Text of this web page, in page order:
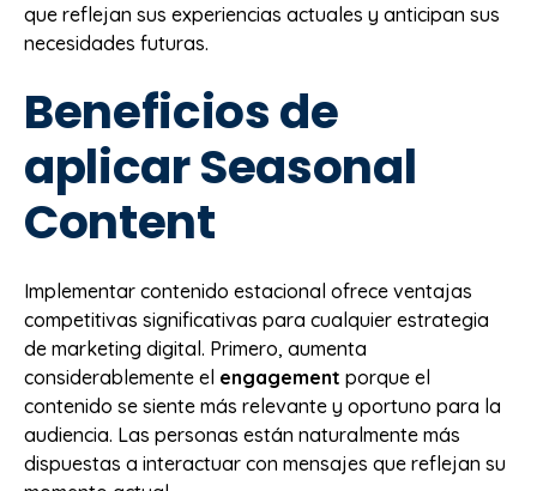
que reflejan sus experiencias actuales y anticipan sus
necesidades futuras.
Beneficios de
aplicar Seasonal
Content
Implementar contenido estacional ofrece ventajas
competitivas significativas para cualquier estrategia
de marketing digital. Primero, aumenta
considerablemente el engagement porque el
contenido se siente más relevante y oportuno para la
audiencia. Las personas están naturalmente más
dispuestas a interactuar con mensajes que reflejan su